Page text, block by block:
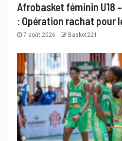
Afrobasket féminin U18
: Opération rachat pour
7 août 2026 Basket221